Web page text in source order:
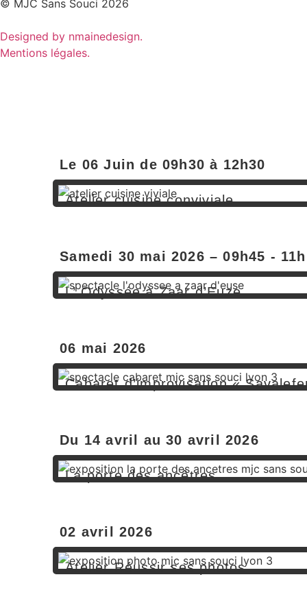
© MJC Sans Souci 2026
Designed by nmainedesign.
Mentions légales.
Le 06 Juin de 09h30 à 12h30
Atelier cuisine conviviale
Samedi 30 mai 2026 – 09h45 -
L’ Odyssée à Zaar d’Euze
06 mai 2026
Cabaret d’improvisation «
Du 14 avril au 30 avril 2026
La porte des ancêtres
02 avril 2026
Atelier Réussir ses photos